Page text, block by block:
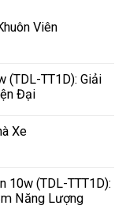
Viên
(TDL-TT1D): Giải
Đại
Xe
10w (TDL-TTT1D):
Năng Lượng